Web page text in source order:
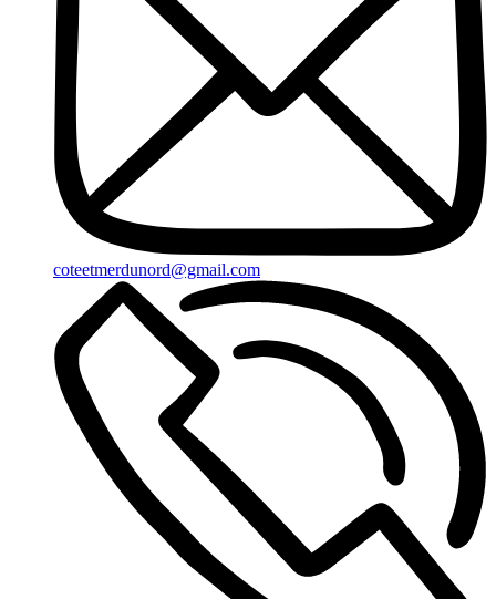
coteetmerdunord@gmail.com